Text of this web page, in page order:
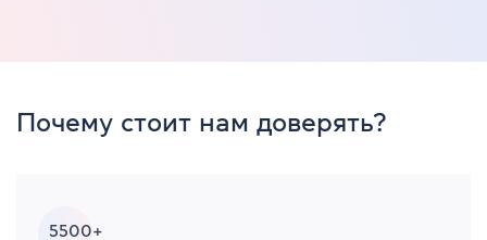
Почему стоит нам доверять?
5500+